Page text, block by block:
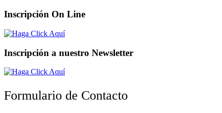
Inscripción On Line
Inscripción a nuestro Newsletter
Formulario de Contacto